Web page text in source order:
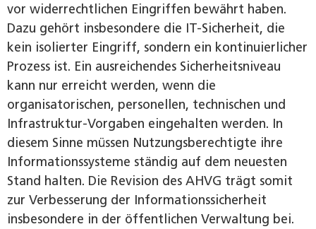
vor widerrechtlichen Eingriffen bewährt haben.
Dazu gehört insbesondere die IT-Sicherheit, die
kein isolierter Eingriff, sondern ein kontinuierlicher
Prozess ist. Ein ausreichendes Sicherheitsniveau
kann nur erreicht werden, wenn die
organisatorischen, personellen, technischen und
Infrastruktur-Vorgaben eingehalten werden. In
diesem Sinne müssen Nutzungsberechtigte ihre
Informationssysteme ständig auf dem neuesten
Stand halten. Die Revision des AHVG trägt somit
zur Verbesserung der Informationssicherheit
insbesondere in der öffentlichen Verwaltung bei.